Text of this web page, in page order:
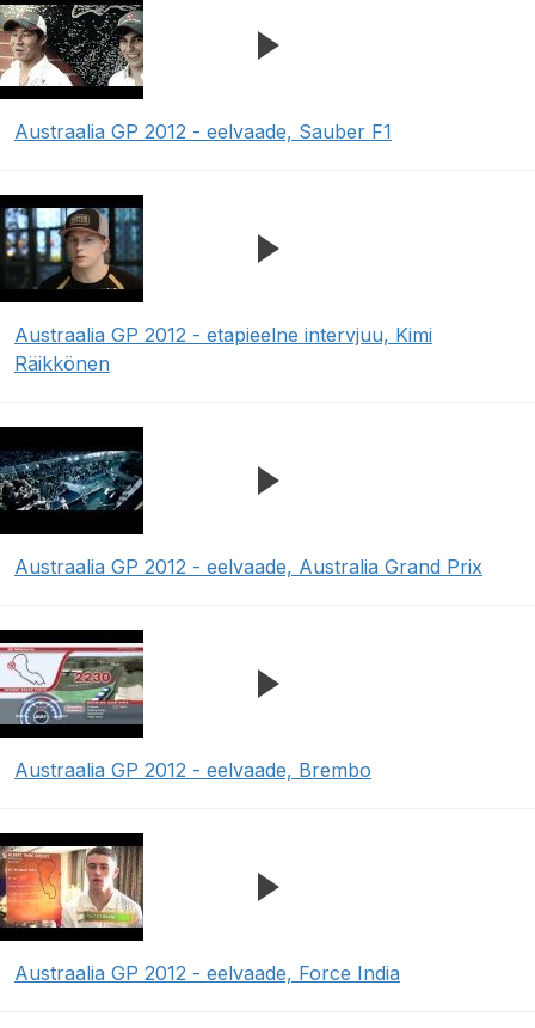
Austraalia GP 2012 - eelvaade, Sauber F1
Austraalia GP 2012 - etapieelne intervjuu, Kimi
Räikkönen
Austraalia GP 2012 - eelvaade, Australia Grand Prix
Austraalia GP 2012 - eelvaade, Brembo
Austraalia GP 2012 - eelvaade, Force India